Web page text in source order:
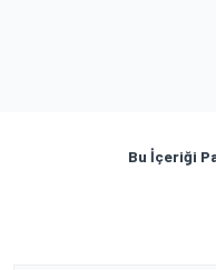
Bu İçeriği